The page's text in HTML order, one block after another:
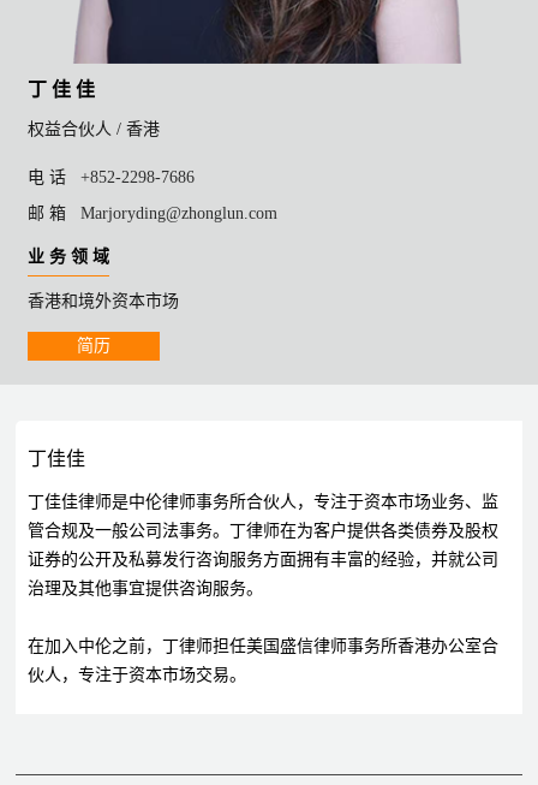
丁 佳 佳
权益合伙人 /香港
电 话
+852-2298-7686
邮 箱
Marjoryding@zhonglun.com
业 务 领 域
香港和境外资本市场
简历
丁佳佳
丁佳佳律师是中伦律师事务所合伙人，专注于资本市场业务、监
管合规及一般公司法事务。丁律师在为客户提供各类债券及股权
证券的公开及私募发行咨询服务方面拥有丰富的经验，并就公司
治理及其他事宜提供咨询服务。
在加入中伦之前，丁律师担任美国盛信律师事务所香港办公室合
伙人，专注于资本市场交易。